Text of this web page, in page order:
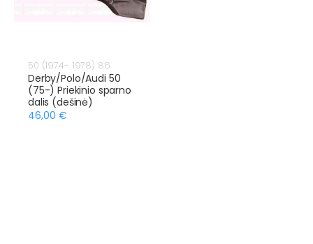
50 (1974- 1978) 86
Derby/Polo/Audi 50
(75-) Priekinio sparno
dalis (dešinė)
46,00 €